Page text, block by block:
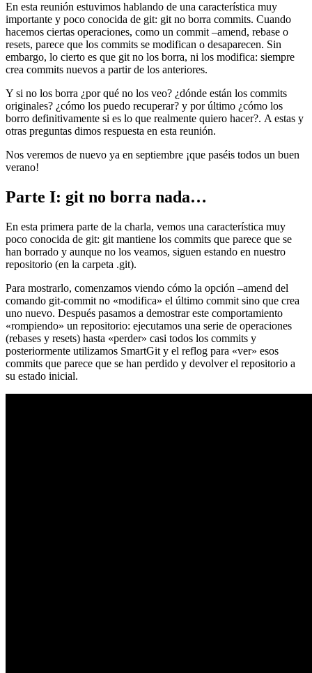
En esta reunión estuvimos hablando de una característica muy
importante y poco conocida de git: git no borra commits. Cuando
hacemos ciertas operaciones, como un commit –amend, rebase o
resets, parece que los commits se modifican o desaparecen. Sin
embargo, lo cierto es que git no los borra, ni los modifica: siempre
crea commits nuevos a partir de los anteriores.
Y si no los borra ¿por qué no los veo? ¿dónde están los commits
originales? ¿cómo los puedo recuperar? y por último ¿cómo los
borro definitivamente si es lo que realmente quiero hacer?. A estas y
otras preguntas dimos respuesta en esta reunión.
Nos veremos de nuevo ya en septiembre ¡que paséis todos un buen
verano!
Parte I: git no borra nada…
En esta primera parte de la charla, vemos una característica muy
poco conocida de git: git mantiene los commits que parece que se
han borrado y aunque no los veamos, siguen estando en nuestro
repositorio (en la carpeta .git).
Para mostrarlo, comenzamos viendo cómo la opción –amend del
comando git-commit no «modifica» el último commit sino que crea
uno nuevo. Después pasamos a demostrar este comportamiento
«rompiendo» un repositorio: ejecutamos una serie de operaciones
(rebases y resets) hasta «perder» casi todos los commits y
posteriormente utilizamos SmartGit y el reflog para «ver» esos
commits que parece que se han perdido y devolver el repositorio a
su estado inicial.